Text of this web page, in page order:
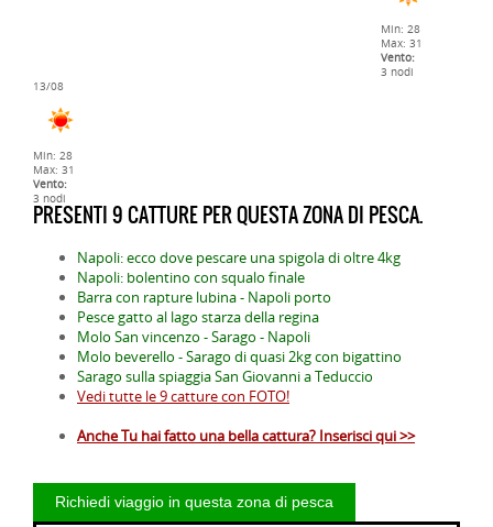
Min: 28
Max: 31
Vento:
3 nodi
13/08
Min: 28
Max: 31
Vento:
3 nodi
PRESENTI 9 CATTURE PER QUESTA ZONA DI PESCA.
Napoli: ecco dove pescare una spigola di oltre 4kg
Napoli: bolentino con squalo finale
Barra con rapture lubina - Napoli porto
Pesce gatto al lago starza della regina
Molo San vincenzo - Sarago - Napoli
Molo beverello - Sarago di quasi 2kg con bigattino
Sarago sulla spiaggia San Giovanni a Teduccio
Vedi tutte le 9 catture con FOTO!
Anche Tu hai fatto una bella cattura? Inserisci qui >>